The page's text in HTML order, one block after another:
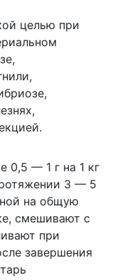
целью при
0,5 — 1 г на 1 кг
3 — 5
на общую
смешивают с
при
завершения